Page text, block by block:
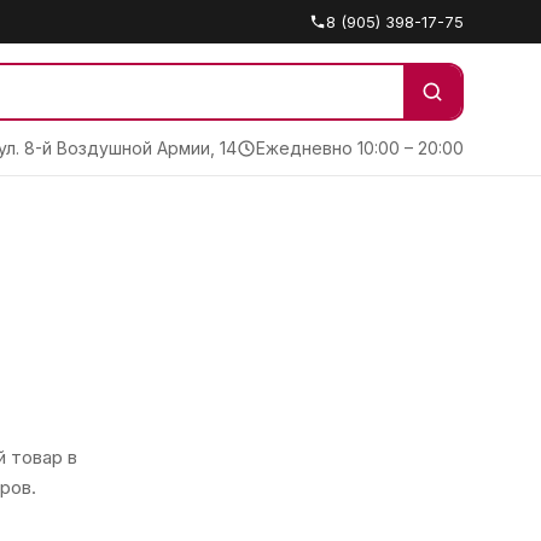
8 (905) 398-17-75
8-й Воздушной Армии, 14 Ежедневно 10:00 – 20:00
товар в